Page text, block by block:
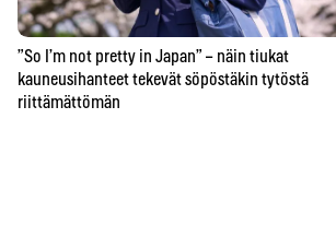
”So I’m not pretty in Japan” – näin tiukat
kauneusihanteet tekevät söpöstäkin tytöstä
riittämättömän